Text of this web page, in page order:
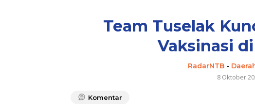
Team Tuselak
Vaksinasi
RadarNTB-
8 Oktober
Komentar